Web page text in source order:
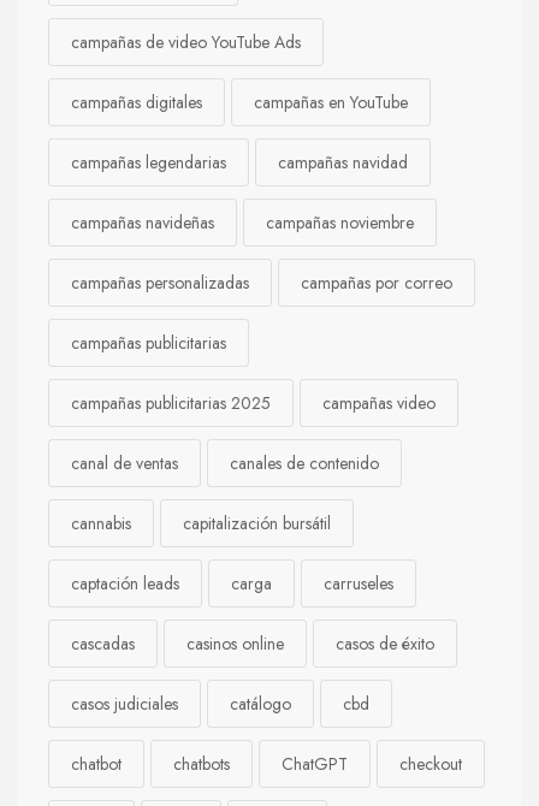
campañas de video YouTube Ads
campañas digitales campañas en YouTube
campañas legendarias campañas navidad
campañas navideñas campañas noviembre
campañas personalizadas campañas por correo
campañas publicitarias
campañas publicitarias 2025 campañas video
canal de ventas canales de contenido
cannabis capitalización bursátil
captación leads carga carruseles
cascadas casinos online casos de éxito
casos judiciales catálogo cbd
chatbot chatbots ChatGPT checkout